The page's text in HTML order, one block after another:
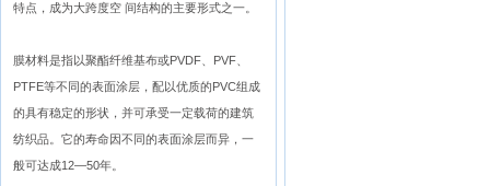
特点，成为大跨度空 间结构的主要形式之一。
膜材料是指以聚酯纤维基布或PVDF、PVF、
PTFE等不同的表面涂层，配以优质的PVC组成
的具有稳定的形状，并可承受一定载荷的建筑
纺织品。它的寿命因不同的表面涂层而异，一
般可达成12—50年。